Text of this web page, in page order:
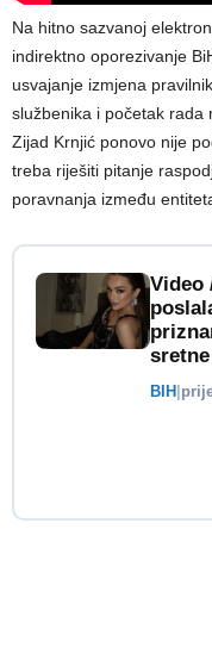
Na hitno sazvanoj
indirektno oporezivanje
usvajanje izmjena
službenika i početak rada
Zijad Krnjić ponovo nije
treba riješiti pitanje
poravnanja između
Video
BIH